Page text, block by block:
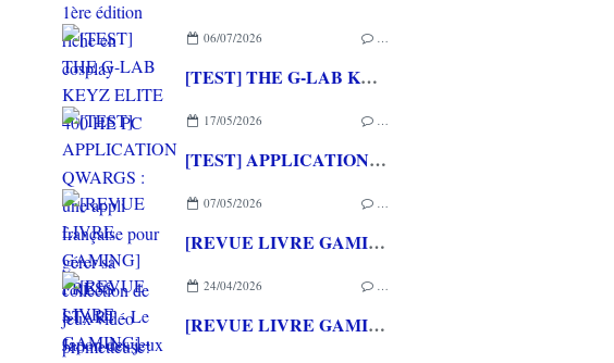
06/07/2026 …
[TEST] THE G-LAB KEYZ ELITE 400 HE PC
17/05/2026 …
[TEST] APPLICATION QWARGS : une appli française pour gérer sa collection de jeux vidéo prometteuse!
07/05/2026 …
[REVUE LIVRE GAMING] PRESS START - Le Japon des jeux vidéo aux éditions NUINUI
24/04/2026 …
[REVUE LIVRE GAMING] - RETRO - ARCADE CLASSICS - La grande histoire des bornes de jeux vidéo aux éditions CASA